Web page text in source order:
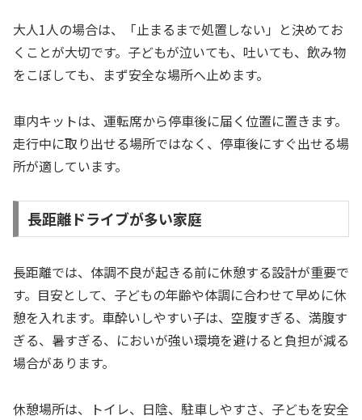
大人1人の場合は、「止まるまで処置しない」と決めてお
くことが大切です。子どもが泣いても、吐いても、飲み物
をこぼしても、まず安全な場所へ止めます。
車内キットは、運転席から停車後に届く位置に置きます。
走行中に取り出せる場所ではなく、停車後にすぐ出せる場
所が適しています。
長距離ドライブが多い家庭
長距離では、体調不良が起きる前に休憩する設計が重要で
す。目安として、子どもの年齢や体調に合わせて早めに休
憩を入れます。車酔いしやすい子は、空腹すぎる、満腹す
ぎる、暑すぎる、においが強い環境を避けると負担が減る
場合があります。
休憩場所は、トイレ、日陰、駐車しやすさ、子どもを安全